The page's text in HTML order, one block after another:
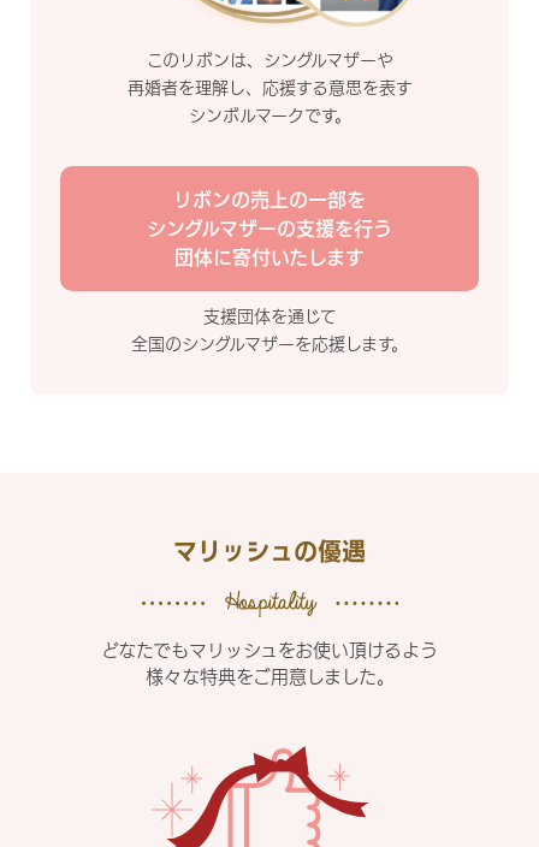
このリボンは、シングルマザーや
再婚者を理解し、応援する意思を表す
シンボルマークです。
リボンの売上の一部を
シングルマザーの支援を行う
団体に寄付いたします
支援団体を通じて
全国のシングルマザーを応援します。
マリッシュの優遇
どなたでもマリッシュをお使い頂けるよう
様々な特典をご用意しました。